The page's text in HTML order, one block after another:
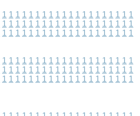
1 1 1 1 1 1 1 1 1 1 1 1 1 1 1 1 1 1 1 1
1 1 1 1 1 1 1 1 1 1 1 1 1 1 1 1 1 1 1 1
1 1 1 1 1 1 1 1 1 1 1 1 1 1 1 1 1 1 1 1
1 1 1 1 1 1 1 1 1 1 1 1 1 1 1 1 1 1 1 1
1 1 1 1 1 1 1 1 1 1 1 1 1 1 1 1 1 1 1 1
1 1 1 1 1 1 1 1 1 1 1 1 1 1 1 1 1 1 1 1